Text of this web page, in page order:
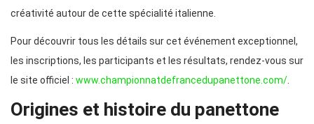
créativité autour de cette spécialité italienne.
Pour découvrir tous les détails sur cet événement exceptionnel,
les inscriptions, les participants et les résultats, rendez-vous sur
le site officiel : www.championnatdefrancedupanettone.com/
Origines et histoire du panettone